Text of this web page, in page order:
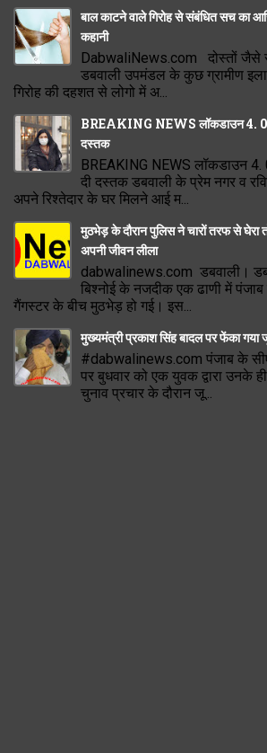
बाल काटने वाले गिरोह से संबंधित सच का
कहानी
DabwaliNews.com दोस्तों जैसे
डबवाली उपमंडल के कुछ ग्रामीण
गिरोह की दहशत से लोगो में अ...
BREAKING NEWS लॉकडाउन 4. 0
दस्तक
BREAKING NEWS लॉकडाउन 4.
दी दस्तक डबवाली के प्रेम नगर व
अपने रिश्तेदार के घर मिलने आई म...
मुठभेड़ के दौरान पुलिस ने चारों तरफ से घेरा
अपनी जीवन लीला
dabwalinews.com डबवाली।
बिश्नोई के नजदीक एक ढाणी में पंजाब
गैंगस्टर के बीच मुठभेड़ हो गई। इस...
मुख्यमंत्री प्रकाश सिंह बादल पर फेंका गया
#dabwalinews.com पंजाब के
पर बुधवार को एक युवक द्वारा उनके
चुनाव प्रचार के दौरान जू...